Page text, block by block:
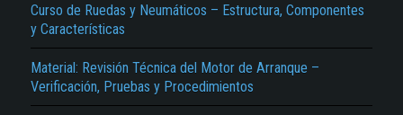
Curso de Ruedas y Neumáticos – Estructura, Componentes
y Características
Material: Revisión Técnica del Motor de Arranque –
Verificación, Pruebas y Procedimientos